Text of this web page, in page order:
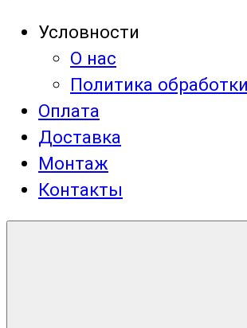
Условности
О нас
Политика
Оплата
Доставка
Монтаж
Контакты